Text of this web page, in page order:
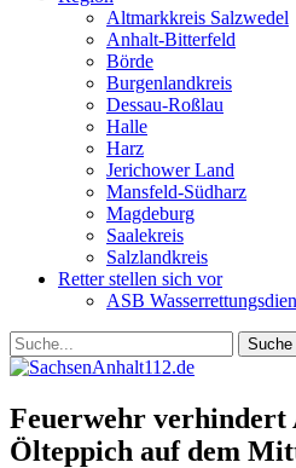
Altmarkkreis Salzwedel
Anhalt-Bitterfeld
Börde
Burgenlandkreis
Dessau-Roßlau
Halle
Harz
Jerichower Land
Mansfeld-Südharz
Magdeburg
Saalekreis
Salzlandkreis
Retter stellen sich vor
ASB
Feuerwehr verhindert
Ölteppich auf dem